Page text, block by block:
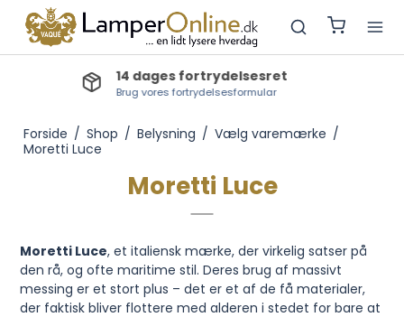
Lev.tid lagervarer: 1-2 dage
Bestillingsvarer: 3-5 dage, Produktionsvarer: 3-4 uger
Forside / Shop / Belysning / Vælg varemærke /
Moretti Luce
Moretti Luce
Moretti Luce, et italiensk mærke, der virkelig satser på
den rå, og ofte maritime stil. Deres brug af massivt
messing er et stort plus – det er et af de få materialer,
der faktisk bliver flottere med alderen i stedet for bare at